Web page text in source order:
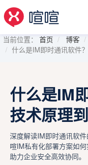
当前位置： 首页 博客
什么是IM即时通讯软件
什么是IM
技术原理
深度解读IM即时通讯软
喧IM私有化部署方案如
助力企业安全高效协同。